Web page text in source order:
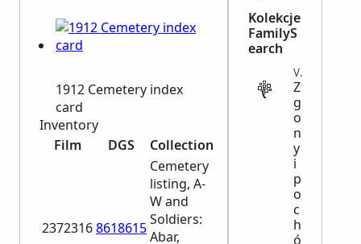
1912 Cemetery index
card
Inventory
Film
DGS Collection
23723168618615
Cemetery
listing, A-
W and
Soldiers:
Abar,
Kolekcje
FamilyS
earch
VITAL
Z
g
o
n
y
i
p
o
c
h
ó